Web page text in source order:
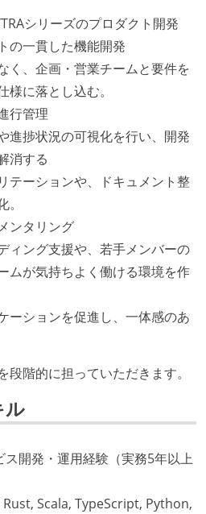
シリーズのプロダクト開発
の一貫した機能開発
く、企画・営業チームと要件を
に落とし込む。
行管理
進捗状況の可視化を行い、開発
消する
テーションや、ドキュメント整
ンタリング
ィング支援や、若手メンバーの
ムが気持ちよく働ける環境を作
ーションを促進し、一体感のあ
階的に担っていただきます。
ル
ス開発・運用経験（実務5年以上
Rust, Scala, TypeScript, Python,